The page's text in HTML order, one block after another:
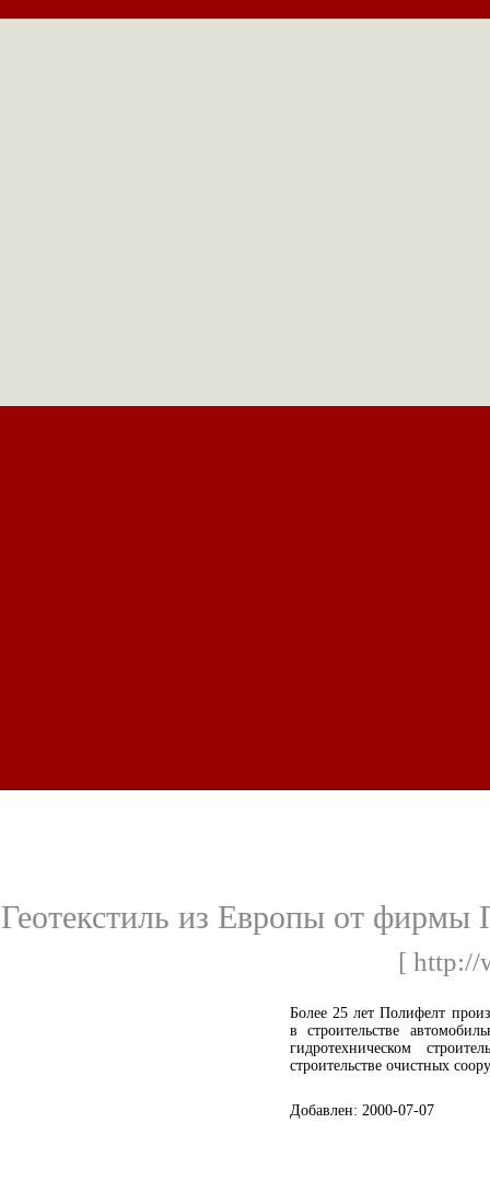
Геотекстиль из Европы от фирмы
[ http://
Более 25 лет Полифелт
в строительстве
гидротехническом
строительстве очистных
Добавлен: 2000-07-07